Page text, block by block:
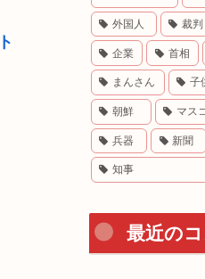
外国人 裁判
企業 首相
まんさん 子
朝鮮 マス
兵器 新聞
知事
最近の